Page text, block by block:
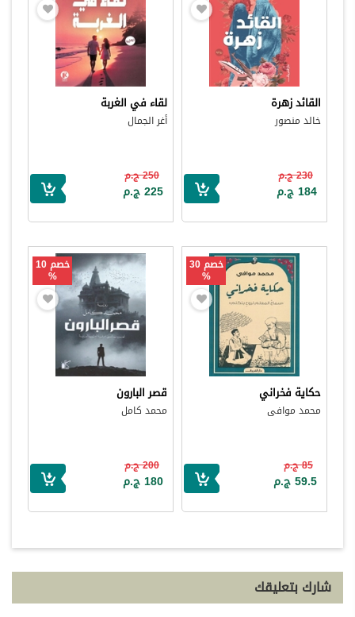
القائد زهرة
خالد منصور
230 ج.م
184 ج.م
لقاء في الغربة
أغر الجمال
250 ج.م
225 ج.م
خصم 30
%
حكاية فخراني
محمد موافى
85 ج.م
59.5 ج.م
خصم 10
%
قصر البارون
محمد كامل
200 ج.م
180 ج.م
شارك بتعليقك